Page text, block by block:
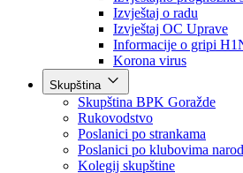
Obavještenja i izvještaji
Obavještenja Vlade
Izvještajno prognozna
Izvještaj o radu
Izvještaj OC Uprave
Informacije o gripi
Korona virus
Skupština
Skupština BPK Goražde
Rukovodstvo